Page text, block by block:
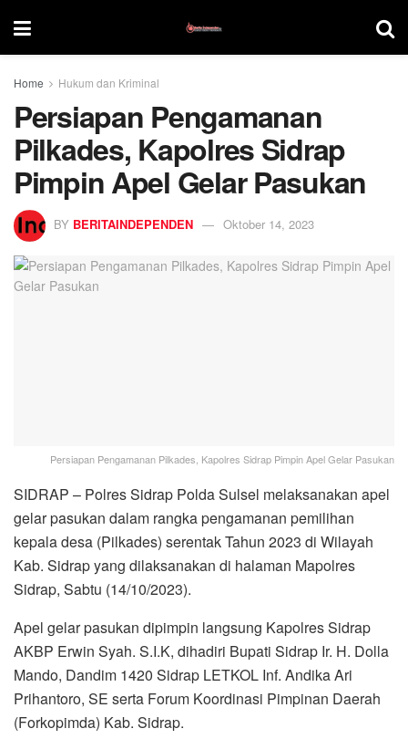
Home Hukum dan Kriminal
Persiapan Pengamanan
Pilkades, Kapolres Sidrap
Pimpin Apel Gelar Pasukan
BY BERITAINDEPENDEN Oktober 14, 2023
Persiapan Pengamanan Pilkades, Kapolres Sidrap Pimpin Apel Gelar Pasukan
SIDRAP – Polres Sidrap Polda Sulsel melaksanakan apel
gelar pasukan dalam rangka pengamanan pemilihan
kepala desa (Pilkades) serentak Tahun 2023 di Wilayah
Kab. Sidrap yang dilaksanakan di halaman Mapolres
Sidrap, Sabtu (14/10/2023).
Apel gelar pasukan dipimpin langsung Kapolres Sidrap
AKBP Erwin Syah. S.I.K, dihadiri Bupati Sidrap Ir. H. Dolla
Mando, Dandim 1420 Sidrap LETKOL Inf. Andika Ari
Prihantoro, SE serta Forum Koordinasi Pimpinan Daerah
(Forkopimda) Kab. Sidrap.